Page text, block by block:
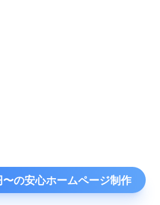
の安心ホームページ制作